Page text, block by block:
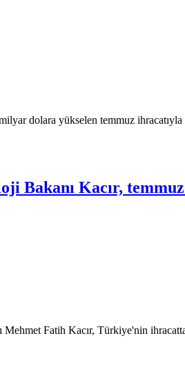
dolara yükselen temmuz ihracatıyla
Bakanı Kacır,
Mehmet Fatih Kacır, Türkiye'nin